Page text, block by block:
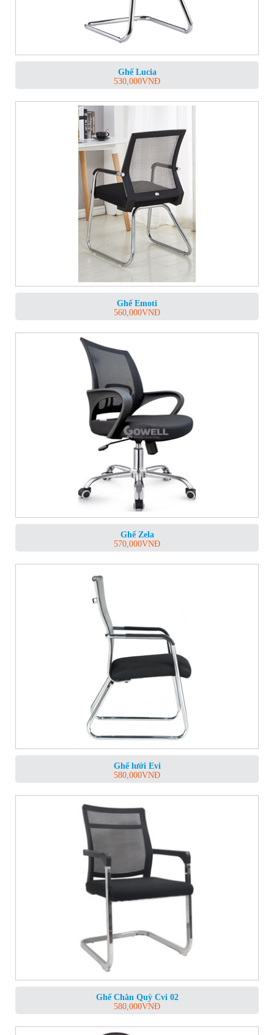
Ghế Lucia
530,000VNĐ
Ghế Emoti
560,000VNĐ
Ghế Zela
570,000VNĐ
Ghế lưới Evi
580,000VNĐ
Ghế Chân Quỳ Cvi 02
580,000VNĐ